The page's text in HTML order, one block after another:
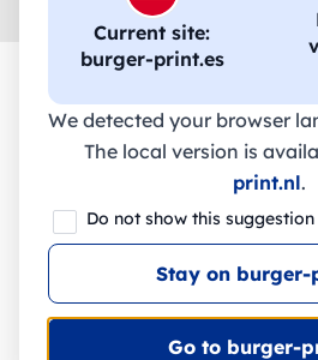
Current site:
burger-print.es
We detected your browser
The local version is
print.nl.
Do not show this
Stay on burger-
Go to burger-
Accesorios gorras-
🔥 -30% de impresión
Gorro con puño original
Beechfield